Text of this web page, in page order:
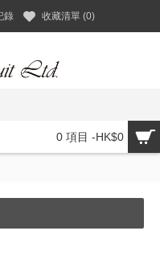
錄 收藏清單 (0)
0 項目 -HK$0